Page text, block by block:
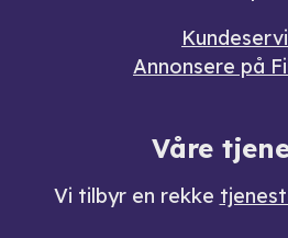
Annonsere på
Våre
Vi tilbyr en rekke